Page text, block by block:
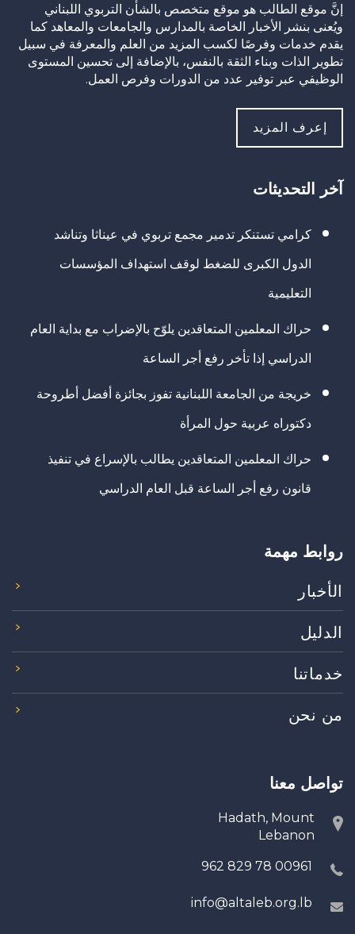
إنَّ موقع الطالب هو موقع متخصص بالشأن التربوي اللبناني
ويُعنى بنشر الأخبار الخاصة بالمدارس والجامعات والمعاهد كما
يقدم خدمات وفرصًا لكسب المزيد من العلم والمعرفة في سبيل
تطوير الذات وبناء الثقة بالنفس، بالإضافة إلى تحسين المستوى
الوظيفي عبر توفير عدد من الدورات وفرص العمل.
إعرف المزيد
آخر التحديثات
كرامي تستنكر تدمير مجمع تربوي في عيناثا وتناشد
الدول الكبرى للضغط لوقف استهداف المؤسسات
التعليمية
حراك المعلمين المتعاقدين يلوّح بالإضراب مع بداية العام
الدراسي إذا تأخر رفع أجر الساعة
خريجة من الجامعة اللبنانية تفوز بجائزة أفضل أطروحة
دكتوراه عربية حول المرأة
حراك المعلمين المتعاقدين يطالب بالإسراع في تنفيذ
قانون رفع أجر الساعة قبل العام الدراسي
روابط مهمة
الأخبار
الدليل
خدماتنا
من نحن
تواصل معنا
Hadath, Mount
Lebanon
00961 78 829 962
info@altaleb.org.lb